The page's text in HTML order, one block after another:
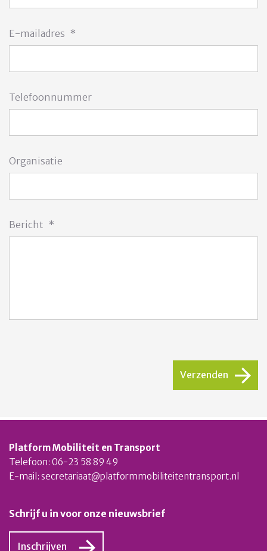
E-mailadres *
Telefoonnummer
Organisatie
Bericht *
Verzenden
Platform Mobiliteit en Transport
Telefoon: 06-23 58 89 49
E-mail: secretariaat@platformmobiliteitentransport.nl
Schrijf u in voor onze nieuwsbrief
Inschrijven